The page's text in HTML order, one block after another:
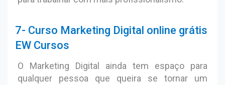
7- Curso Marketing Digital online grátis
EW Cursos
O Marketing Digital ainda tem espaço para
qualquer pessoa que queira se tornar um